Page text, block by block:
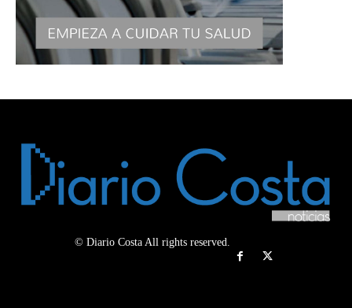
© Diario Costa All rights reserved.